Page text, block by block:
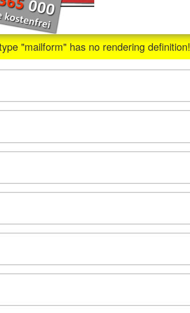
"mailform" has no rendering definition!